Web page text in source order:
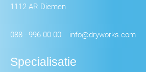
1112 AR Diemen
088 - 996 00 00 info@dryworks.com
Specialisatie